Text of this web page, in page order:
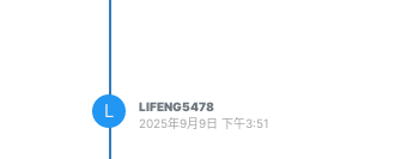
L
LIFENG5478
2025年9月9日 下午3:51